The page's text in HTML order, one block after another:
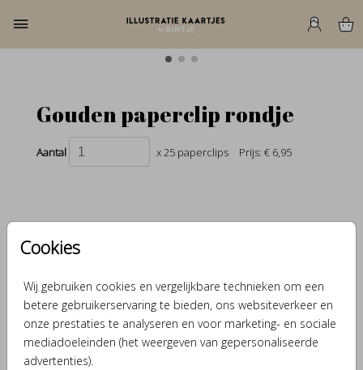
Cookies
Wij gebruiken cookies en vergelijkbare technieken om een
betere gebruikerservaring te bieden, ons websiteverkeer en
onze prestaties te analyseren en voor marketing- en sociale
mediadoeleinden (het weergeven van gepersonaliseerde
advertenties).
Gouden paperclip rondje
Aantal x 25 paperclips Prijs: € 6,95
Verschillende elementjes om je kaartje bijzonder te
maken.
OMSCHRIJVING
Mooi goudkleurige paperclip in de vorm van een rondje.
Afmetingen: Ø 2,5 cm. Verkrijgbaar in een zakje van 25 stuks.